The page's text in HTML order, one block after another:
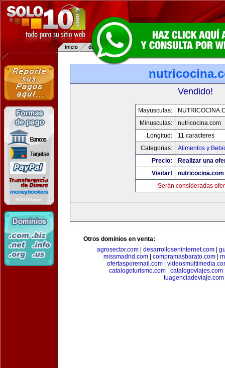
Vendido!
Mayusculas:
Minusculas:
nutricocina.com
Longitud:
11 caracteres
Categorias:
Alimentos y
Precio:
Realizar una
Visitar!
nutricocina.com
Serán consideradas
Otros dominios en venta:
agrosector.com
desarrolloseninternet.com
missmadrid.com| compramasbarato.com|
ofertasporemail.com
catalogoturismo.com
catalogoviajes.com
tuagenciadeviaje.com